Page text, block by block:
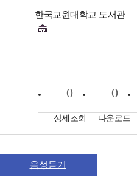
한국교원대학교 도서관
0
상세조회
0
다운로드
음성듣기